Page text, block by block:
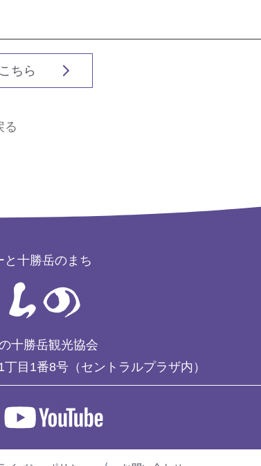
ちら
る
と十勝岳のまち
十勝岳観光協会
目1番8号（セントラルプラザ内）